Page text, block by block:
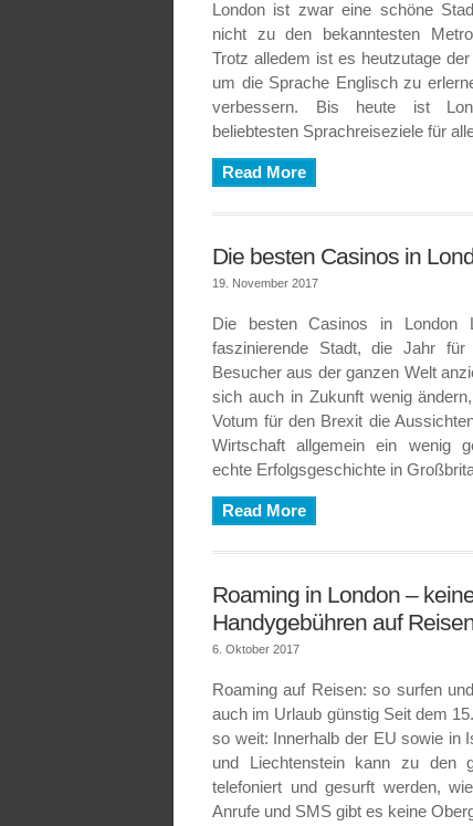
London ist zwar eine schöne
nicht zu den bekanntesten
Trotz alledem ist es heutzutage
um die Sprache Englisch zu
verbessern. Bis heute ist
beliebtesten Sprachreiseziele für
Read More
Die besten Casinos in
19. November 2017
Die besten Casinos in London
faszinierende Stadt, die Jahr für
Besucher aus der ganzen Welt
sich auch in Zukunft wenig
Votum für den Brexit die
Wirtschaft allgemein ein wenig
echte Erfolgsgeschichte in
Read More
Roaming in London –
Handygebühren auf
6. Oktober 2017
Roaming auf Reisen: so surfen
auch im Urlaub günstig Seit dem
so weit: Innerhalb der EU sowie in
und Liechtenstein kann zu den
telefoniert und gesurft werden,
Anrufe und SMS gibt es keine